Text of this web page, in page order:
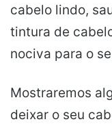
cabelo lindo,
tintura de
nociva para o
Mostraremos
deixar o seu